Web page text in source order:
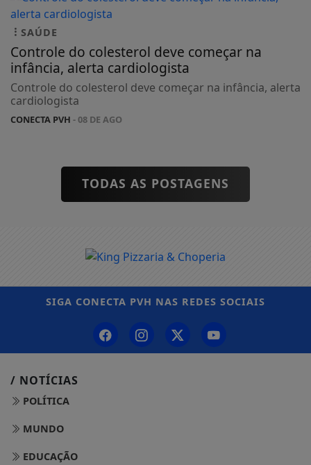
SAÚDE
Controle do colesterol deve começar na
infância, alerta cardiologista
Controle do colesterol deve começar na infância, alerta
cardiologista
CONECTA PVH - 08 DE AGO
TODAS AS POSTAGENS
SIGA CONECTA PVH NAS REDES SOCIAIS
/ NOTÍCIAS
POLÍTICA
MUNDO
EDUCAÇÃO